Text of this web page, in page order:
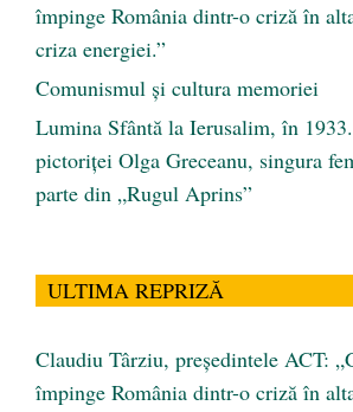
împinge România dintr-o criză în
criza energiei.”
Comunismul şi cultura memoriei
Lumina Sfântă la Ierusalim, în
pictoriței Olga Greceanu, singura
parte din „Rugul Aprins”
ULTIMA REPRIZĂ
Claudiu Târziu, președintele ACT:
împinge România dintr-o criză în